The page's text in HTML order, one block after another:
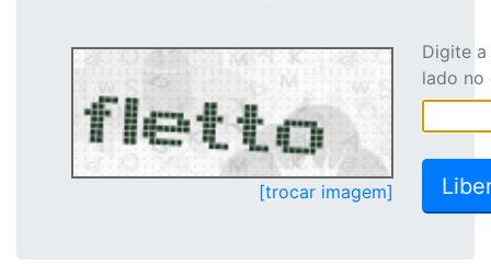
[trocar imagem]
Digite
lado no